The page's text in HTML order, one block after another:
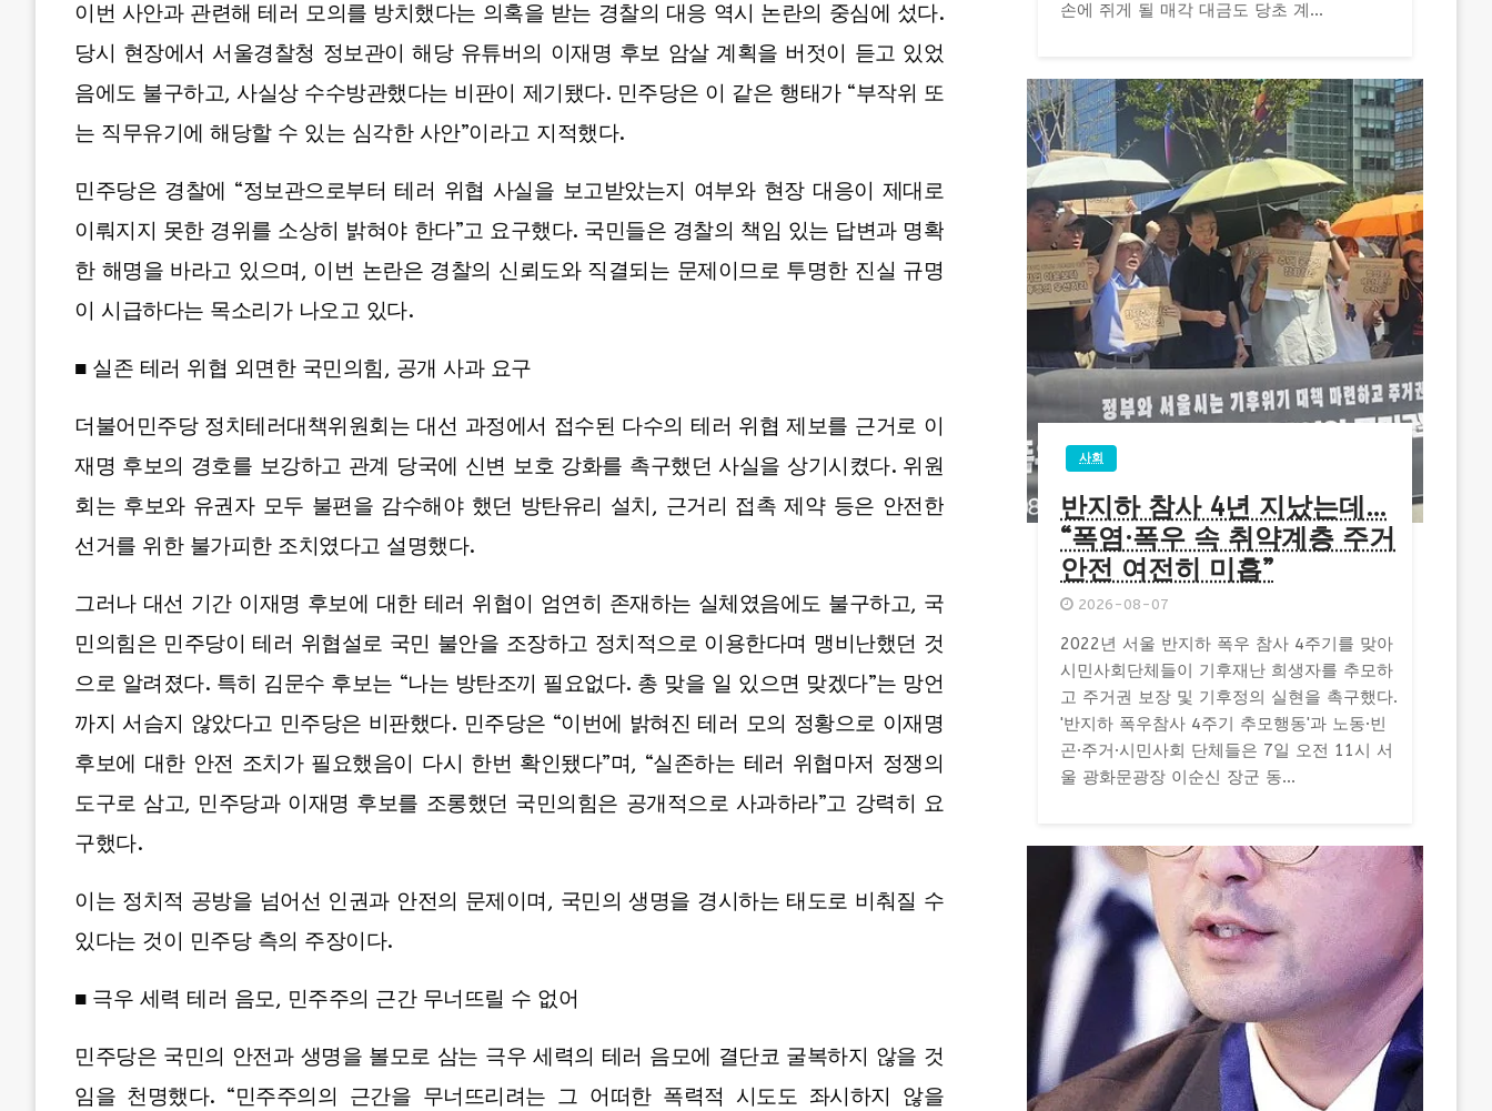
이번 사안과 관련해 테러 모의를 방치했다는 의혹을 받는 경찰의 대응 역시 논란의 중심에 섰다.
당시 현장에서 서울경찰청 정보관이 해당 유튜버의 이재명 후보 암살 계획을 버젓이 듣고 있었
음에도 불구하고, 사실상 수수방관했다는 비판이 제기됐다. 민주당은 이 같은 행태가 “부작위 또
는 직무유기에 해당할 수 있는 심각한 사안”이라고 지적했다.
민주당은 경찰에 “정보관으로부터 테러 위협 사실을 보고받았는지 여부와 현장 대응이 제대로
이뤄지지 못한 경위를 소상히 밝혀야 한다”고 요구했다. 국민들은 경찰의 책임 있는 답변과 명확
한 해명을 바라고 있으며, 이번 논란은 경찰의 신뢰도와 직결되는 문제이므로 투명한 진실 규명
이 시급하다는 목소리가 나오고 있다.
■ 실존 테러 위협 외면한 국민의힘, 공개 사과 요구
더불어민주당 정치테러대책위원회는 대선 과정에서 접수된 다수의 테러 위협 제보를 근거로 이
재명 후보의 경호를 보강하고 관계 당국에 신변 보호 강화를 촉구했던 사실을 상기시켰다. 위원
회는 후보와 유권자 모두 불편을 감수해야 했던 방탄유리 설치, 근거리 접촉 제약 등은 안전한
선거를 위한 불가피한 조치였다고 설명했다.
그러나 대선 기간 이재명 후보에 대한 테러 위협이 엄연히 존재하는 실체였음에도 불구하고, 국
민의힘은 민주당이 테러 위협설로 국민 불안을 조장하고 정치적으로 이용한다며 맹비난했던 것
으로 알려졌다. 특히 김문수 후보는 “나는 방탄조끼 필요없다. 총 맞을 일 있으면 맞겠다”는 망언
까지 서슴지 않았다고 민주당은 비판했다. 민주당은 “이번에 밝혀진 테러 모의 정황으로 이재명
후보에 대한 안전 조치가 필요했음이 다시 한번 확인됐다”며, “실존하는 테러 위협마저 정쟁의
도구로 삼고, 민주당과 이재명 후보를 조롱했던 국민의힘은 공개적으로 사과하라”고 강력히 요
구했다.
이는 정치적 공방을 넘어선 인권과 안전의 문제이며, 국민의 생명을 경시하는 태도로 비춰질 수
있다는 것이 민주당 측의 주장이다.
■ 극우 세력 테러 음모, 민주주의 근간 무너뜨릴 수 없어
민주당은 국민의 안전과 생명을 볼모로 삼는 극우 세력의 테러 음모에 결단코 굴복하지 않을 것
임을 천명했다. “민주주의의 근간을 무너뜨리려는 그 어떠한 폭력적 시도도 좌시하지 않을
손에 쥐게 될 매각 대금도 당초 계...
사회
반지하 참사 4년 지났는데…
“폭염·폭우 속 취약계층 주거
안전 여전히 미흡”
2026-08-07
2022년 서울 반지하 폭우 참사 4주기를 맞아
시민사회단체들이 기후재난 희생자를 추모하
고 주거권 보장 및 기후정의 실현을 촉구했다.
'반지하 폭우참사 4주기 추모행동'과 노동·빈
곤·주거·시민사회 단체들은 7일 오전 11시 서
울 광화문광장 이순신 장군 동...